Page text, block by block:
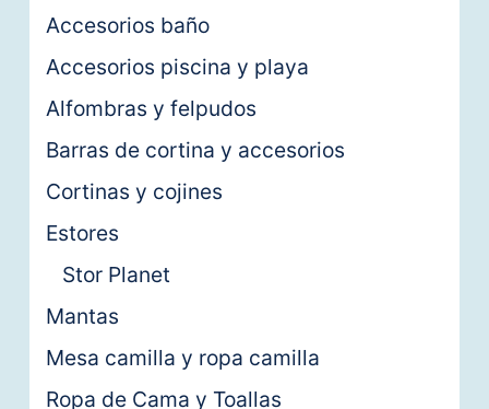
Accesorios baño
Accesorios piscina y playa
Alfombras y felpudos
Barras de cortina y accesorios
Cortinas y cojines
Estores
Stor Planet
Mantas
Mesa camilla y ropa camilla
Ropa de Cama y Toallas